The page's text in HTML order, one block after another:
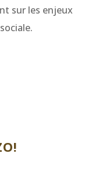
sur les enjeux